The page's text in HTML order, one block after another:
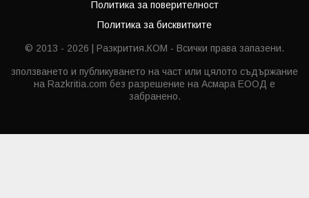
Политика за поверителност
Политика за бисквитките
© 2013 - 2026 | Разкрития.КОМ - Всички права запазени.
зползването и публикуването на част или цялото съдържание
на Razkritia.com без разрешение на Асмара ЕООД е
забранено.